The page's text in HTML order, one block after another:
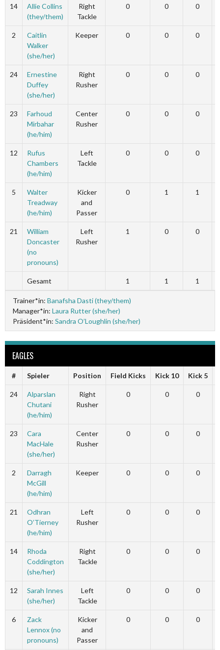
14
Allie Collins
(they/them)
Right
Tackle
0 0 0
2
Caitlin
Walker
(she/her)
Keeper 0 0 0
24
Ernestine
Duffey
(she/her)
Right
Rusher
0 0 0
23
Farhoud
Mirbahar
(he/him)
Center
Rusher
0 0 0
12
Rufus
Chambers
(he/him)
Left
Tackle
0 0 0
5
Walter
Treadway
(he/him)
Kicker
and
Passer
0 1 1
21
William
Doncaster
(no
pronouns)
Left
Rusher
1 0 0
Gesamt 1 1 1
Trainer*in: Banafsha Dasti (they/them)
Manager*in: Laura Rutter (she/her)
Präsident*in: Sandra O’Loughlin (she/her)
EAGLES
# Spieler Position Field Kicks Kick 10 Kick 5
24
Alparslan
Chutani
(he/him)
Right
Rusher
0 0 0
23
Cara
MacHale
(she/her)
Center
Rusher
0 0 0
2
Darragh
McGill
(he/him)
Keeper 0 0 0
21
Odhran
O’Tierney
(he/him)
Left
Rusher
0 0 0
14
Rhoda
Coddington
(she/her)
Right
Tackle
0 0 0
12
Sarah Innes
(she/her)
Left
Tackle
0 0 0
6
Zack
Lennox (no
pronouns)
Kicker
and
Passer
0 0 0